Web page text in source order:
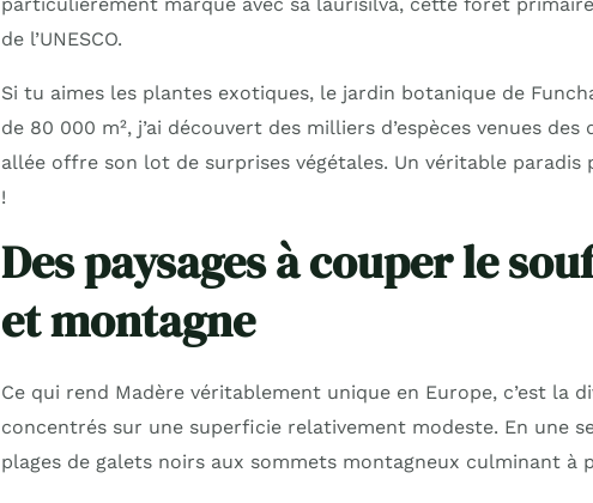
particulièrement marqué avec sa laurisilva, cette forêt
de l’UNESCO.
Si tu aimes les plantes exotiques, le jardin botanique de
de 80 000 m², j’ai découvert des milliers d’espèces venues
allée offre son lot de surprises végétales. Un véritable
!
Des paysages à couper le
et montagne
Ce qui rend Madère véritablement unique en Europe, c’est la
concentrés sur une superficie relativement modeste. En une
plages de galets noirs aux sommets montagneux culminant à